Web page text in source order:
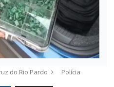
do Rio Pardo Polícia